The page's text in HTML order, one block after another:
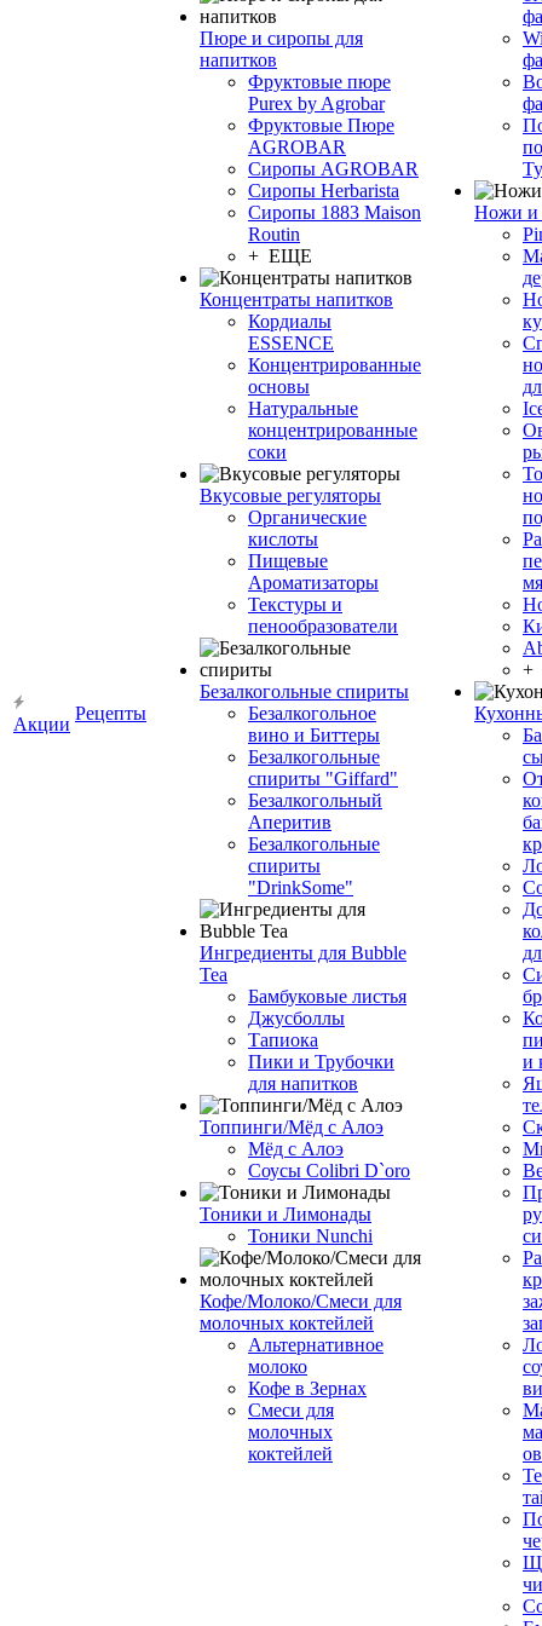
Акции
Рецепты
Пюре и сиропы для
напитков
Фруктовые пюре
Purex by Agrobar
Фруктовые Пюре
AGROBAR
Сиропы AGROBAR
Сиропы Herbarista
Сиропы 1883 Maison
Routin
+ ЕЩЕ
Концентраты напитков
Кордиалы
ESSENCE
Концентрированные
основы
Натуральные
концентрированные
соки
Вкусовые регуляторы
Органические
кислоты
Пищевые
Ароматизаторы
Текстуры и
пенообразователи
Безалкогольные спириты
Безалкогольное
вино и Биттеры
Безалкогольные
спириты "Giffard"
Безалкогольный
Аперитив
Безалкогольные
спириты
"DrinkSome"
Ингредиенты для Bubble
Tea
Бамбуковые листья
Джусболлы
Тапиока
Пики и Трубочки
для напитков
Топпинги/Мёд с Алоэ
Мёд с Алоэ
Соусы Colibri D`oro
Тоники и Лимонады
Тоники Nunchi
Кофе/Молоко/Смеси для
молочных коктейлей
Альтернативное
молоко
Кофе в Зернах
Смеси для
молочных
коктейлей
Ножи и
+
и